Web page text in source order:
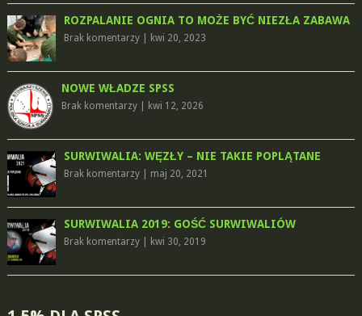
ROZPALANIE OGNIA TO MOŻE BYĆ NIEZŁA ZABAWA
Brak komentarzy| kwi 20, 2023
NOWE WŁADZE SPSS
Brak komentarzy| kwi 12, 2026
SURWIWALIA: WĘZŁY – NIE TAKIE POPLĄTANE
Brak komentarzy| maj 20, 2021
SURWIWALIA 2019: GOŚĆ SURWIWALIÓW
Brak komentarzy| kwi 30, 2019